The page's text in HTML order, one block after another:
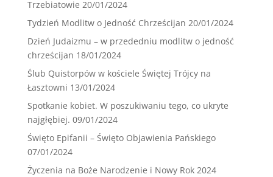
Trzebiatowie 20/01/2024
Tydzień Modlitw o Jedność Chrześcijan 20/01/2024
Dzień Judaizmu – w przededniu modlitw o jedność
chrześcijan 18/01/2024
Ślub Quistorpów w kościele Świętej Trójcy na
Łasztowni 13/01/2024
Spotkanie kobiet. W poszukiwaniu tego, co ukryte
najgłębiej. 09/01/2024
Święto Epifanii – Święto Objawienia Pańskiego
07/01/2024
Życzenia na Boże Narodzenie i Nowy Rok 2024